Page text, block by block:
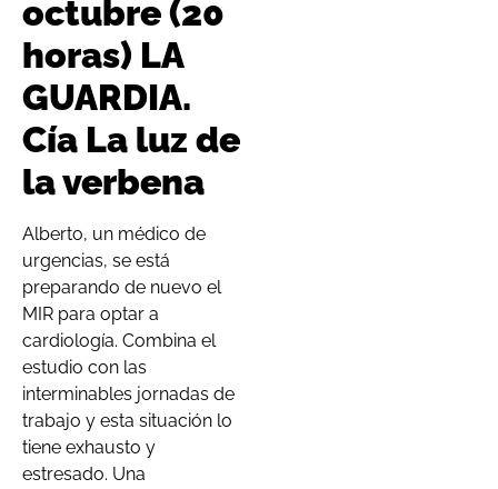
octubre (20
horas) LA
GUARDIA.
Cía La luz de
la verbena
Alberto, un médico de
urgencias, se está
preparando de nuevo el
MIR para optar a
cardiología. Combina el
estudio con las
interminables jornadas de
trabajo y esta situación lo
tiene exhausto y
estresado. Una